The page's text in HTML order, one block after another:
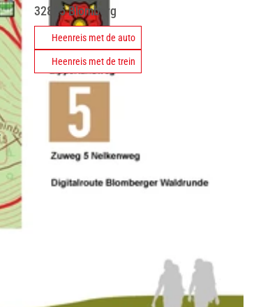
32825Blomberg
Heenreis met de auto
Heenreis met de trein